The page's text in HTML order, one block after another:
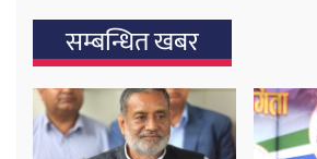
सम्बन्धित खबर